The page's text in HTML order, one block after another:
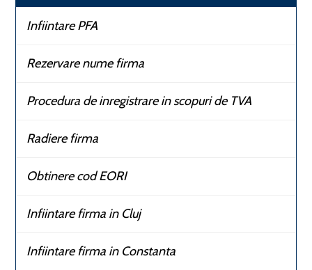
Infiintare PFA
Rezervare nume firma
Procedura de inregistrare in scopuri de TVA
Radiere firma
Obtinere cod EORI
Infiintare firma in Cluj
Infiintare firma in Constanta